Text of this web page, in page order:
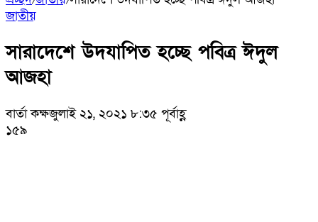
জাতীয়
সারাদেশে উদযাপিত হচ্ছে পবিত্র ঈদুল
আজহা
বার্তা কক্ষজুলাই ২১, ২০২১ ৮:৩৫ পূর্বাহ্ণ
১৫৯